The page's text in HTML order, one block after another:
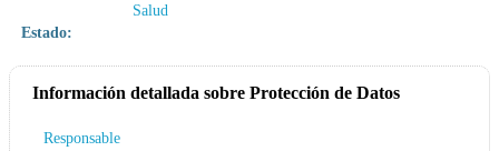
Salud
Estado:
Información detallada sobre Protección de Datos
Responsable